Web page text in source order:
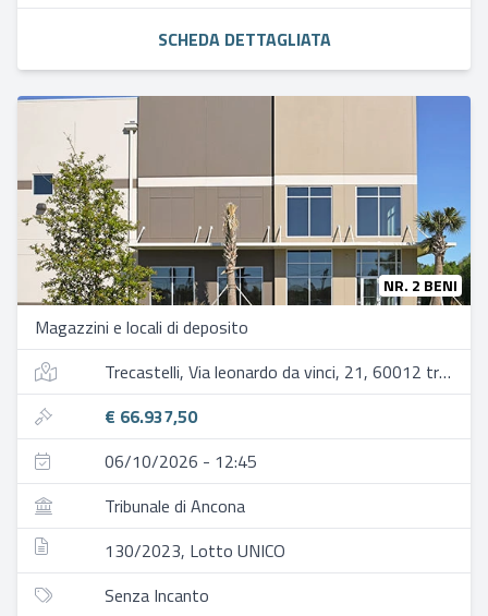
SCHEDA DETTAGLIATA
NR. 2 BENI
Magazzini e locali di deposito
Trecastelli, Via leonardo da vinci, 21, 60012 trecastelli an, italia
€ 66.937,50
06/10/2026 - 12:45
Tribunale di Ancona
130/2023, Lotto UNICO
Senza Incanto